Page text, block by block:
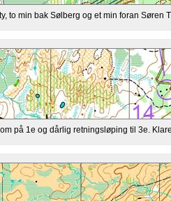
to min bak Sølberg og et min foran
på 1e og dårlig retningsløping til 3e.